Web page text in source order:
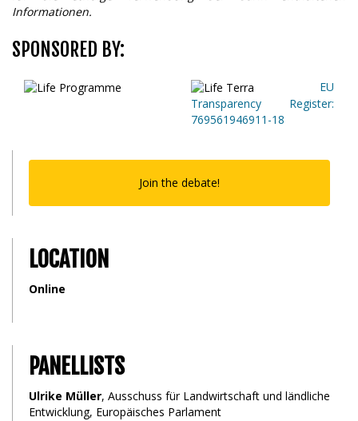
Informationen.
SPONSORED BY:
EU
Transparency Register:
769561946911-18
Join the debate!
LOCATION
Online
PANELLISTS
Ulrike Müller, Ausschuss für Landwirtschaft und ländliche
Entwicklung, Europäisches Parlament